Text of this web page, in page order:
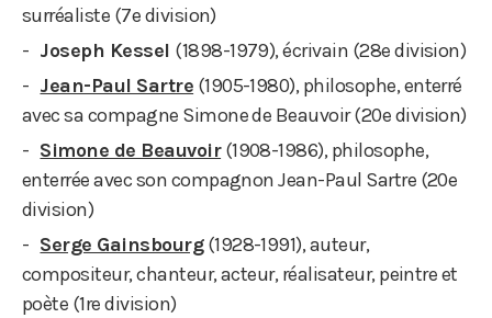
surréaliste (7e division)
Joseph Kessel (1898-1979), écrivain (28e division)
Jean-Paul Sartre (1905-1980), philosophe, enterré
avec sa compagne Simone de Beauvoir (20e division)
Simone de Beauvoir(1908-1986), philosophe,
enterrée avec son compagnon Jean-Paul Sartre (20e
division)
Serge Gainsbourg(1928-1991), auteur,
compositeur, chanteur, acteur, réalisateur, peintre et
poète (1re division)